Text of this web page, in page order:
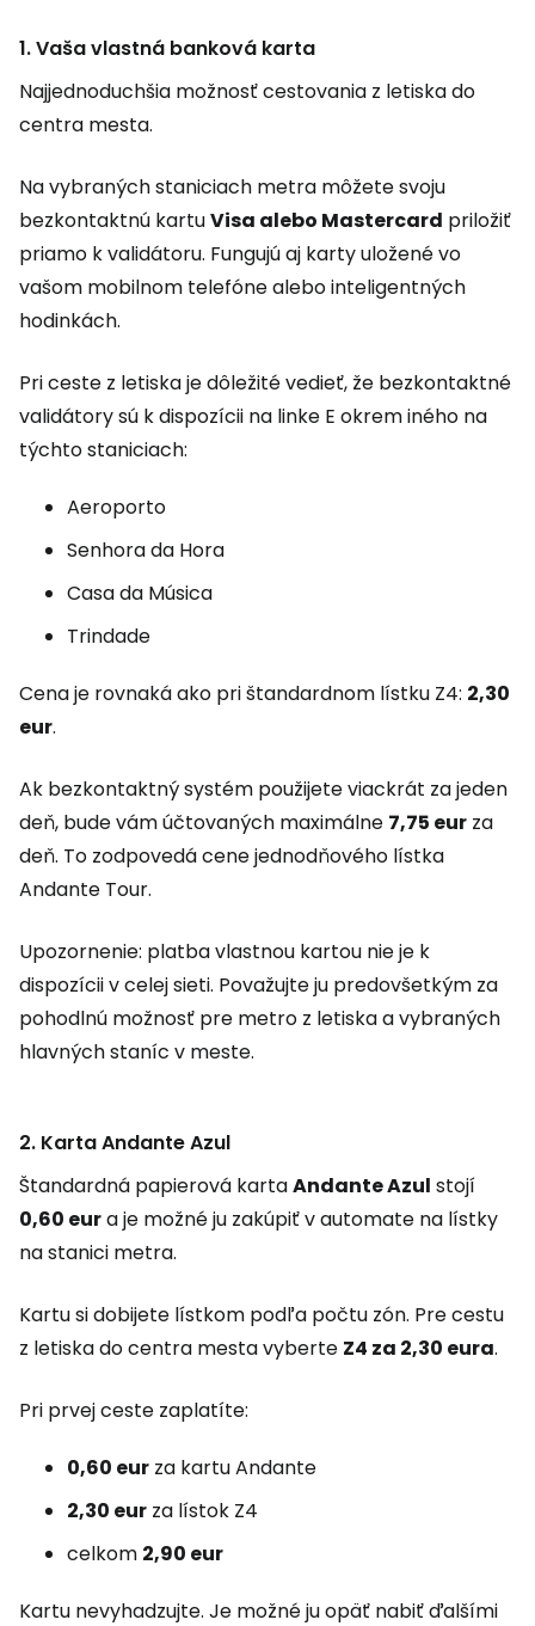
1. Vaša vlastná banková karta
Najjednoduchšia možnosť cestovania z letiska do
centra mesta.
Na vybraných staniciach metra môžete svoju
bezkontaktnú kartuVisa alebo Mastercard priložiť
priamo k validátoru. Fungujú aj karty uložené vo
vašom mobilnom telefóne alebo inteligentných
hodinkách.
Pri ceste z letiska je dôležité vedieť, že bezkontaktné
validátory sú k dispozícii na linke E okrem iného na
týchto staniciach:
Aeroporto
Senhora da Hora
Casa da Música
Trindade
Cena je rovnaká ako pri štandardnom lístku Z4: 2,30
eur.
Ak bezkontaktný systém použijete viackrát za jeden
deň, bude vám účtovaných maximálne 7,75 eur za
deň. To zodpovedá cene jednodňového lístka
Andante Tour.
Upozornenie: platba vlastnou kartou nie je k
dispozícii v celej sieti. Považujte ju predovšetkým za
pohodlnú možnosť pre metro z letiska a vybraných
hlavných staníc v meste.
2. Karta Andante Azul
Štandardná papierová kartaAndante Azul stojí
0,60 eura je možné ju zakúpiť v automate na lístky
na stanici metra.
Kartu si dobijete lístkom podľa počtu zón. Pre cestu
z letiska do centra mesta vyberte Z4 za 2,30 eura.
Pri prvej ceste zaplatíte:
0,60 eur za kartu Andante
2,30 eur za lístok Z4
celkom 2,90 eur
Kartu nevyhadzujte. Je možné ju opäť nabiť ďalšími